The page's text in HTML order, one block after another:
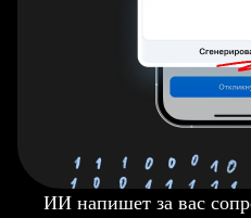
ИИ напишет за вас